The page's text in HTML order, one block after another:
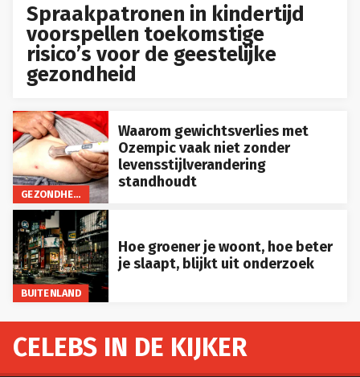
Spraakpatronen in kindertijd
voorspellen toekomstige
risico’s voor de geestelijke
gezondheid
GEZONDHEID
Waarom gewichtsverlies met
Ozempic vaak niet zonder
levensstijlverandering
standhoudt
BUITENLAND
Hoe groener je woont, hoe beter
je slaapt, blijkt uit onderzoek
CELEBS IN DE KIJKER